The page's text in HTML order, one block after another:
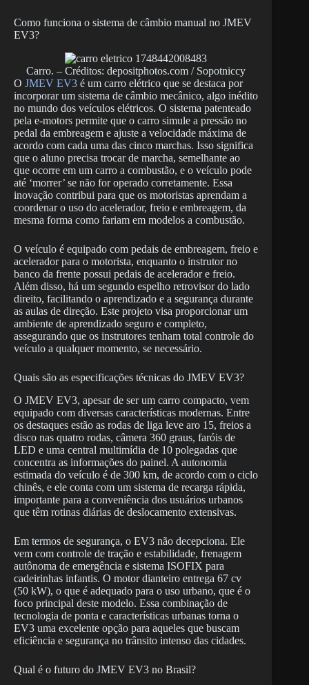
Como funciona o sistema de câmbio manual no JMEV
EV3?
Carro. – Créditos: depositphotos.com / Sopotniccy
O JMEV EV3 é um carro elétrico que se destaca por
incorporar um sistema de câmbio mecânico, algo inédito
no mundo dos veículos elétricos. O sistema patenteado
pela e-motors permite que o carro simule a pressão no
pedal da embreagem e ajuste a velocidade máxima de
acordo com cada uma das cinco marchas. Isso significa
que o aluno precisa trocar de marcha, semelhante ao
que ocorre em um carro a combustão, e o veículo pode
até ‘morrer’ se não for operado corretamente. Essa
inovação contribui para que os motoristas aprendam a
coordenar o uso do acelerador, freio e embreagem, da
mesma forma como fariam em modelos a combustão.
O veículo é equipado com pedais de embreagem, freio e
acelerador para o motorista, enquanto o instrutor no
banco da frente possui pedais de acelerador e freio.
Além disso, há um segundo espelho retrovisor do lado
direito, facilitando o aprendizado e a segurança durante
as aulas de direção. Este projeto visa proporcionar um
ambiente de aprendizado seguro e completo,
assegurando que os instrutores tenham total controle do
veículo a qualquer momento, se necessário.
Quais são as especificações técnicas do JMEV EV3?
O JMEV EV3, apesar de ser um carro compacto, vem
equipado com diversas características modernas. Entre
os destaques estão as rodas de liga leve aro 15, freios a
disco nas quatro rodas, câmera 360 graus, faróis de
LED e uma central multimídia de 10 polegadas que
concentra as informações do painel. A autonomia
estimada do veículo é de 300 km, de acordo com o ciclo
chinês, e ele conta com um sistema de recarga rápida,
importante para a conveniência dos usuários urbanos
que têm rotinas diárias de deslocamento extensivas.
Em termos de segurança, o EV3 não decepciona. Ele
vem com controle de tração e estabilidade, frenagem
autônoma de emergência e sistema ISOFIX para
cadeirinhas infantis. O motor dianteiro entrega 67 cv
(50 kW), o que é adequado para o uso urbano, que é o
foco principal deste modelo. Essa combinação de
tecnologia de ponta e características urbanas torna o
EV3 uma excelente opção para aqueles que buscam
eficiência e segurança no trânsito intenso das cidades.
Qual é o futuro do JMEV EV3 no Brasil?